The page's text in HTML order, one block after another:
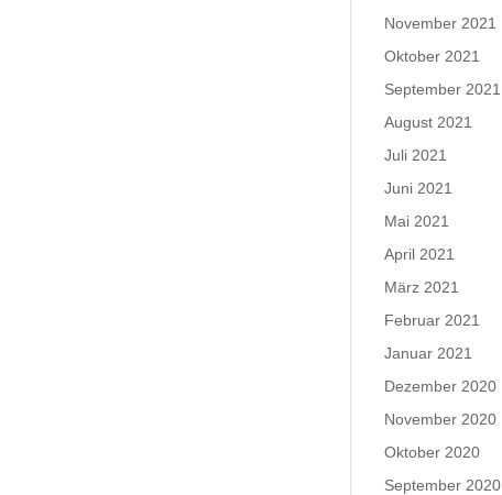
November 2021
Oktober 2021
September 2021
August 2021
Juli 2021
Juni 2021
Mai 2021
April 2021
März 2021
Februar 2021
Januar 2021
Dezember 2020
November 2020
Oktober 2020
September 2020